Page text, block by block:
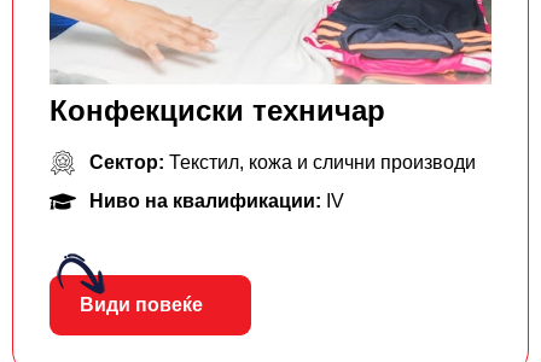
Конфекциски техничар
Сектор: Текстил, кожа и слични производи
Ниво на квалификации: IV
Види повеќе